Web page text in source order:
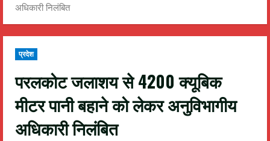
अधिकारी निलंबित
प्रदेश
परलकोट जलाशय से 4200 क्यूबिक
मीटर पानी बहाने को लेकर अनुविभागीय
अधिकारी निलंबित